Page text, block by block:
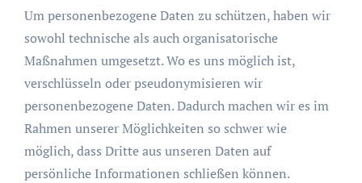
Um personenbezogene Daten zu schützen, haben wir
sowohl technische als auch organisatorische
Maßnahmen umgesetzt. Wo es uns möglich ist,
verschlüsseln oder pseudonymisieren wir
personenbezogene Daten. Dadurch machen wir es im
Rahmen unserer Möglichkeiten so schwer wie
möglich, dass Dritte aus unseren Daten auf
persönliche Informationen schließen können.